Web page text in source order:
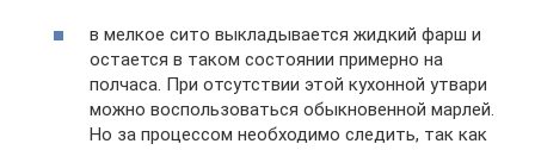
в мелкое сито выкладывается жидкий фарш и
остается в таком состоянии примерно на
полчаса. При отсутствии этой кухонной утвари
можно воспользоваться обыкновенной марлей.
Но за процессом необходимо следить, так как